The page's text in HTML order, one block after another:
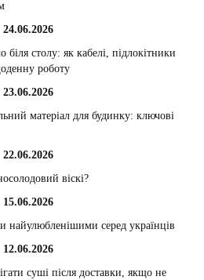
24.06.2026
біля столу: як кабелі, підлокітники
роботу
23.06.2026
матеріал для будинку: ключові
22.06.2026
віскі?
15.06.2026
найулюбленішими серед українців
12.06.2026
суші після доставки, якщо не